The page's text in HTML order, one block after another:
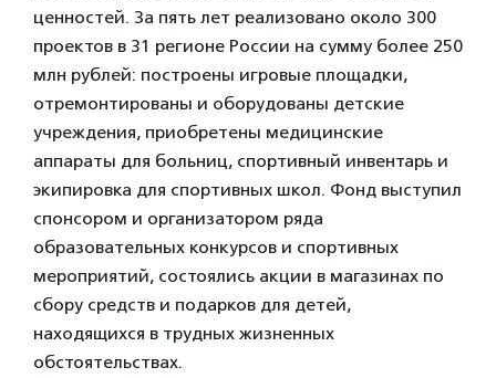
ценностей. За пять лет реализовано около 300
проектов в 31 регионе России на сумму более 250
млн рублей: построены игровые площадки,
отремонтированы и оборудованы детские
учреждения, приобретены медицинские
аппараты для больниц, спортивный инвентарь и
экипировка для спортивных школ. Фонд выступил
спонсором и организатором ряда
образовательных конкурсов и спортивных
мероприятий, состоялись акции в магазинах по
сбору средств и подарков для детей,
находящихся в трудных жизненных
обстоятельствах.